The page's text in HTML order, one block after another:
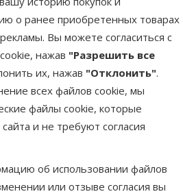
о ранее приобретенных товарах
Вы можете согласиться с
нажав "Разрешить все
их, нажав "Отклонить".
всех файлов cookie, мы
файлы cookie, которые
и не требуют согласия
об использовании файлов
или отзыве согласия вы
для собак – TRIXIE Diapers
XS–S: 20–28 см, 12 шт.
0%